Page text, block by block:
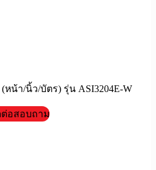
หน้า/นิ้ว/บัตร) รุ่น ASI3204E-W
อสอบถาม